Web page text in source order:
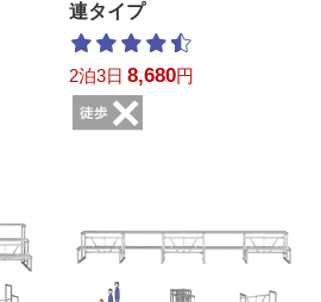
連タイプ
2泊3日 8,680円